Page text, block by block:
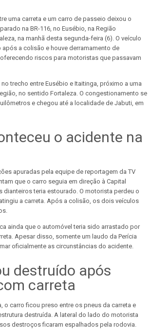
uma carreta e um carro de passeio deixou o
na BR-116, no Eusébio, na Região
na manhã desta segunda-feira (6). O veículo
a colisão e houve derramamento de
riscos para motoristas que passavam
trecho entre Eusébio e Itaitinga, próximo a uma
no sentido Fortaleza. O congestionamento se
e chegou até a localidade de Jabuti, em
o acidente na
apuradas pela equipe de reportagem da TV
que o carro seguia em direção à Capital
dianteiros teria estourado. O motorista perdeu o
a carreta. Após a colisão, os dois veículos
ainda que o automóvel teria sido arrastado por
Apesar disso, somente um laudo da Perícia
oficialmente as circunstâncias do acidente.
destruído após
carreta
o carro ficou preso entre os pneus da carreta e
destruída. A lateral do lado do motorista
destroços ficaram espalhados pela rodovia.